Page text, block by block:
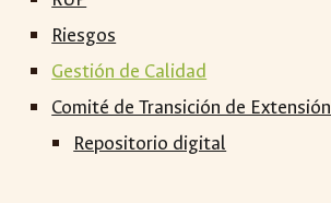
Riesgos
Gestión de Calidad
Comité de Transición de Extensión
Repositorio digital